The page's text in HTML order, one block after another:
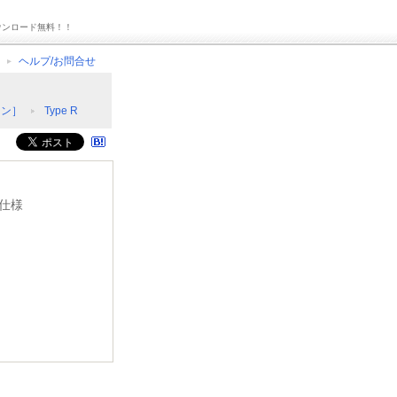
ロード無料！！
ヘルプ/お問合せ
］ Type R
様